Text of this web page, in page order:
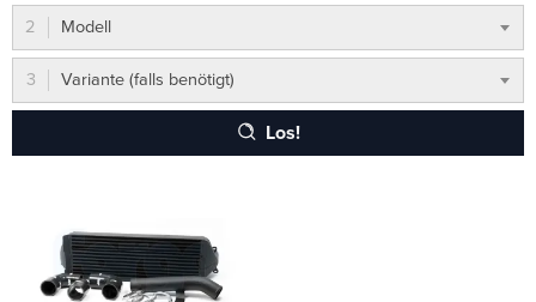
Modell
Variante (falls benötigt)
Los!